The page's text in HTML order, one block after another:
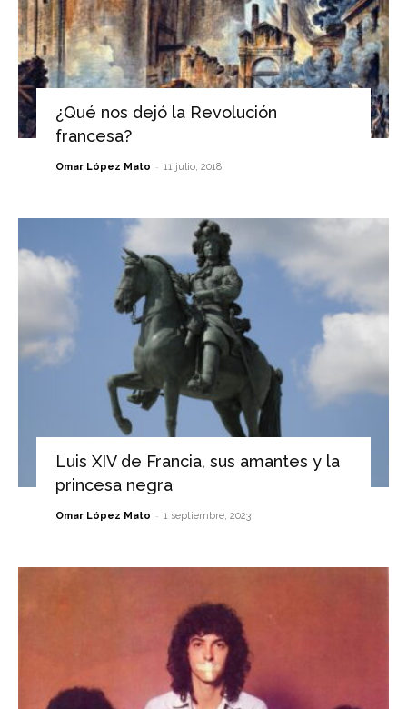
¿Qué nos dejó la Revolución
francesa?
Omar López Mato - 11 julio, 2018
Luis XIV de Francia, sus amantes y la
princesa negra
Omar López Mato - 1 septiembre, 2023